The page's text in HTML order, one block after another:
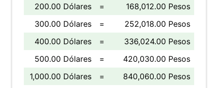
200.00 Dólares
=
168,012.00 Pesos
300.00 Dólares
=
252,018.00 Pesos
400.00 Dólares
=
336,024.00 Pesos
500.00 Dólares
=
420,030.00 Pesos
1,000.00 Dólares
=
840,060.00 Pesos